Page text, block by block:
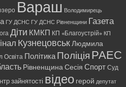
Вараш Володимирець
ГУ ДСНС ГУ ДСНС Рівненщини Газета
Діти КМКП КП «Благоустрій» КП
Кузнецовськ Людмила
Освіта Політика Поліція РАЕС
Рівненщина Сесія Спорт Суд
зайнятості відео герой депутат